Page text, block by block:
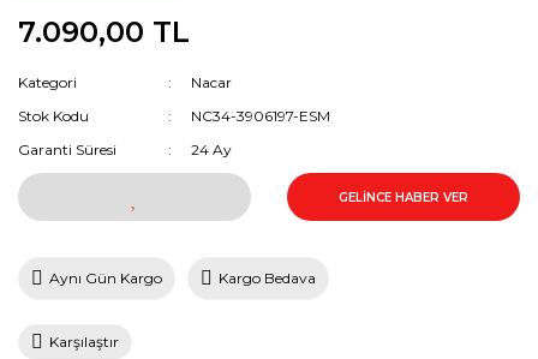
7.090,00 TL
Kategori
Nacar
Stok Kodu
NC34-3906197-ESM
Garanti Süresi
24 Ay
GELİNCE HABER VER
Aynı Gün Kargo Kargo Bedava
Karşılaştır